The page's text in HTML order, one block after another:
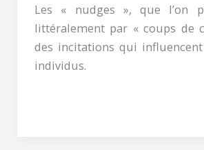
Les « nudges », que l’on
littéralement par « coups de
des incitations qui
individus.
à
choisir
votre
menu